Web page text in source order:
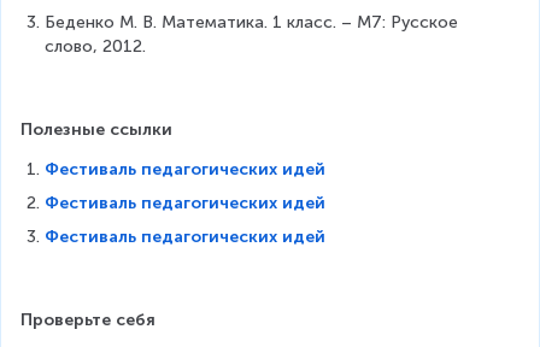
Беденко М. В. Математика. 1 класс. – М7: Русское
слово, 2012.
Полезные ссылки
Фестиваль педагогических идей
Фестиваль педагогических идей
Фестиваль педагогических идей
Проверьте себя